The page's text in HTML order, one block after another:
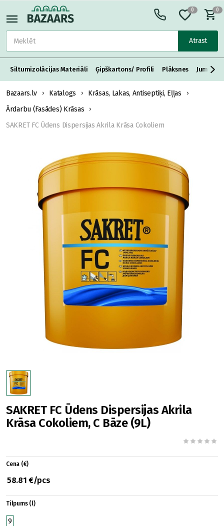
Atrast
0 0
Siltumizolācijas Materiāli Ģipškartons/ Profili Plāksnes Jumta
Bazaars.lv Katalogs
Krāsas, Lakas, Antiseptiķi, Eļļas
Ārdarbu (Fasādes) Krāsas
SAKRET FC Ūdens Dispersijas Akrila Krāsa Cokoliem
SAKRET FC Ūdens Dispersijas Akrila
Krāsa Cokoliem, C Bāze (9L)
Cena (€)
58.81 €/pcs
Tilpums (l)
9